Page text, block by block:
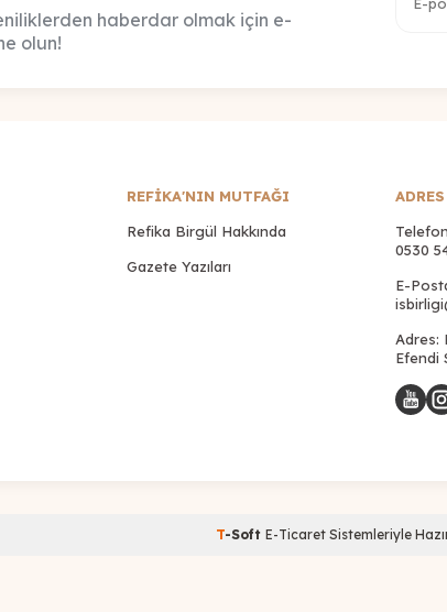
haberdar olmak için e-
olun!
REFİKA'NIN MUTFAĞI
Refika Birgül Hakkında
Gazete Yazıları
0530
E-
Adres:
Efendi
T-Soft E-Ticaret Sistemleriyle